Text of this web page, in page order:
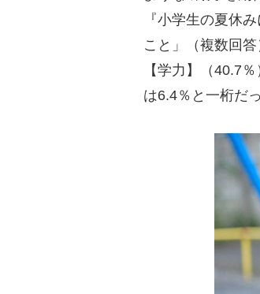
『小学生の夏休
こと」（複数回
【学力】（40.7
は6.4％と一桁だっ